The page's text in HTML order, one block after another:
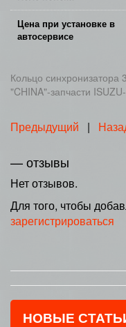
Цена при установке в
автосервисе
Кольцо синхронизатора
"CHINA"-запчасти
Предыдущий |
— отзывы
Нет отзывов.
Для того, чтобы
зарегистрироваться
НОВЫЕ